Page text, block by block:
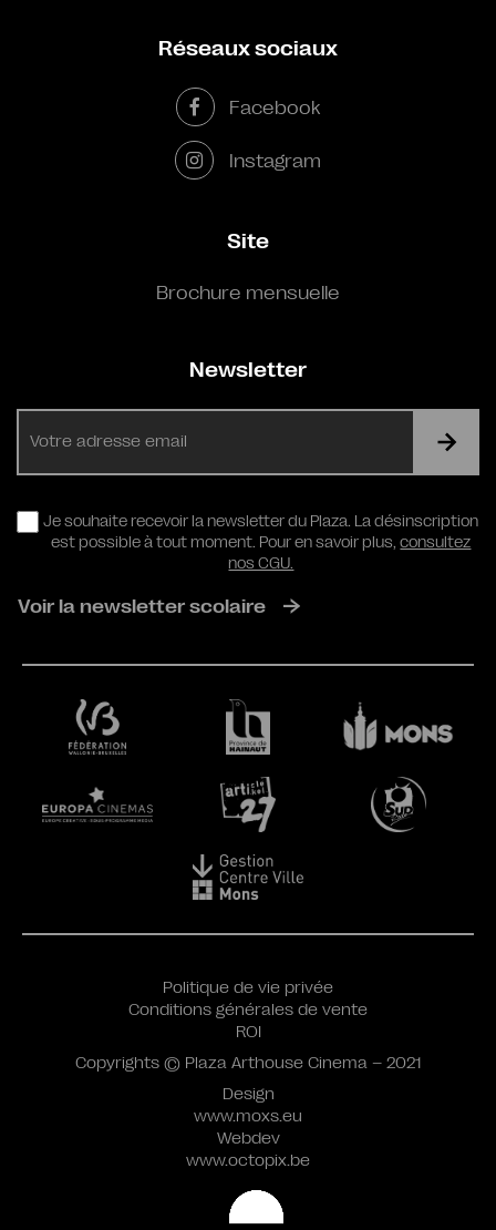
Réseaux sociaux
Facebook
Instagram
Site
Brochure mensuelle
Newsletter
RGPD
Je souhaite recevoir la newsletter du Plaza. La désinscription
est possible à tout moment. Pour en savoir plus,consultez
nos CGU.
Voir la newsletter scolaire
Design
www.moxs.eu
Webdev
www.octopix.be
Politique de vie privée
Conditions générales de vente
ROI
Copyrights © Plaza Arthouse Cinema – 2021